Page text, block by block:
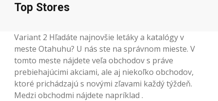
Top Stores
Variant 2 Hľadáte najnovšie letáky a katalógy v
meste Otahuhu? U nás ste na správnom mieste. V
tomto meste nájdete veľa obchodov s práve
prebiehajúcimi akciami, ale aj niekoľko obchodov,
ktoré prichádzajú s novými zľavami každý týždeň.
Medzi obchodmi nájdete napríklad .